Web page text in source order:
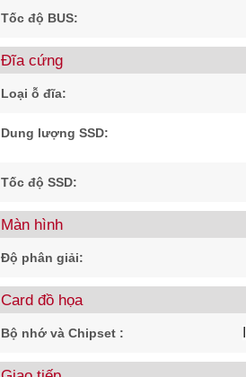
Tốc độ BUS:
Đĩa cứng
Loại ỗ đĩa:
Dung lượng SSD:
Tốc độ SSD:
Màn hình
Độ phân giải:
Card đồ họa
Bộ nhớ và Chipset :